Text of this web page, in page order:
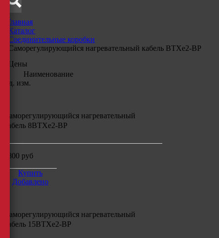
Главная
Каталог
Соединительные коробки
Саморегулирующийся нагревательный кабель ВТХе2-ВР
Цены
Наименование
Ед. изм.
Саморегулирующийся нагревательный
кабель 8ВТХe2-ВР
4800 руб
Купить
Добавлено
Саморегулирующийся нагревательный
кабель 15ВТХe2-ВР